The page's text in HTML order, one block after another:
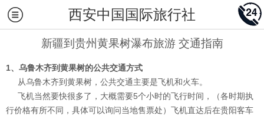
西安中国国际旅行社
新疆到贵州黄果树瀑布旅游 交通指南
1、乌鲁木齐到黄果树的公共交通方式
从乌鲁木齐到黄果树，公共交通主要是飞机和火车。
飞机当然要快很多了，大概需要5个小时的飞行时间，（各时期执
行价格有所不同，具体可以询问当地售票处）飞机直达后在贵阳客车